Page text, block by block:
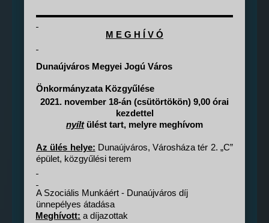
M E G H Í V Ó
Dunaújváros Megyei Jogú Város
Önkormányzata Közgyűlése
2021. november 18-án (csütörtökön) 9,00 órai
kezdettel
nyíltülést tart, melyre meghívom
Az ülés helye: Dunaújváros, Városháza tér 2. „C”
épület, közgyűlési terem
A Szociális Munkáért - Dunaújváros díj
ünnepélyes átadása
Meghívott: a díjazottak